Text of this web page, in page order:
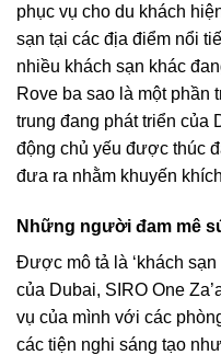
phục vụ cho du khách
sạn tại các địa điểm nổi
nhiều khách sạn khác
Rove ba sao là một phần
trung đang phát triển của
động chủ yếu được thúc
đưa ra nhằm khuyến
Những người đam mê
Được mô tả là ‘khách sạn
của Dubai, SIRO One
vụ của mình với các
các tiện nghi sáng tạo